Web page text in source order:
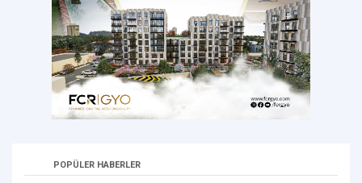
POPÜLER HABERLER